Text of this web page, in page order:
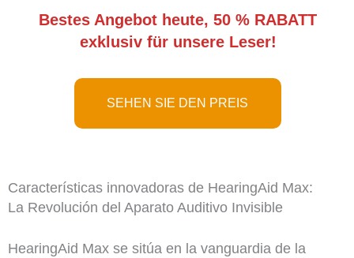
Bestes Angebot heute, 50 % RABATT
exklusiv für unsere Leser!
SEHEN SIE DEN PREIS
Características innovadoras de HearingAid Max:
La Revolución del Aparato Auditivo Invisible
HearingAid Max se sitúa en la vanguardia de la